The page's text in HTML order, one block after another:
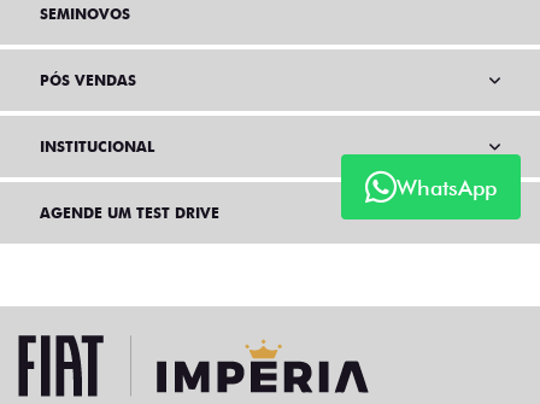
WhatsApp
SEMINOVOS
PÓS VENDAS
INSTITUCIONAL
AGENDE UM TEST DRIVE